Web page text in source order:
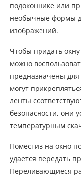
подоконнике или
необычные формы
изображений.
Чтобы придать
можно
предназначены
могут
ленты
безопасности, они
температурным
Поместив на окно
удается передать
Переливающиеся